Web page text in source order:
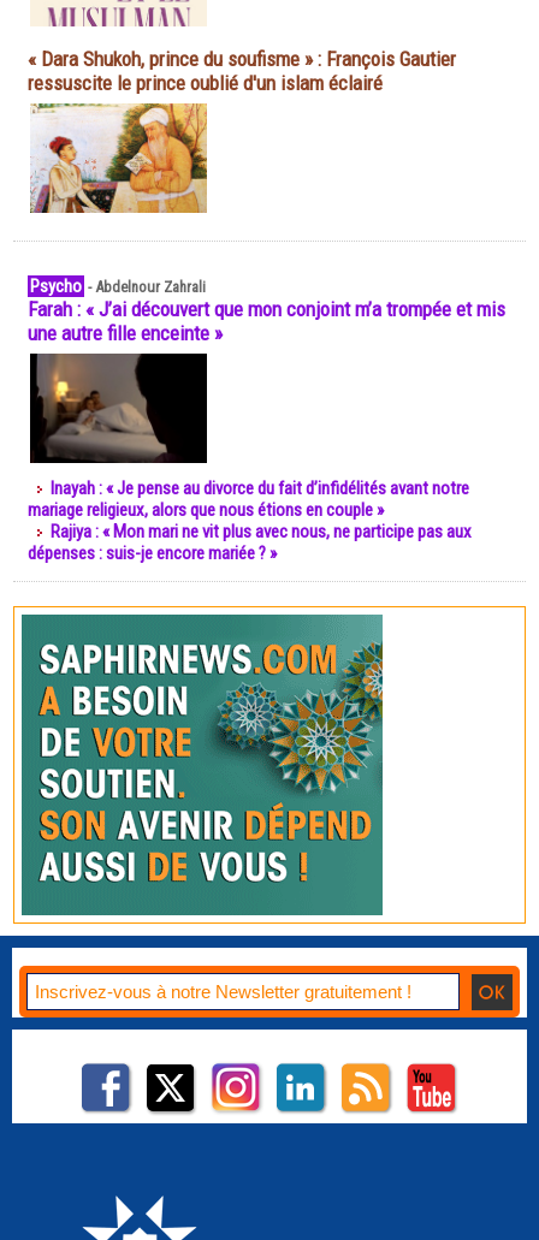
« Dara Shukoh, prince du soufisme » : François Gautier
ressuscite le prince oublié d'un islam éclairé
Psycho -Abdelnour Zahrali
Farah : « J’ai découvert que mon conjoint m’a trompée et mis
une autre fille enceinte »
Inayah : « Je pense au divorce du fait d’infidélités avant notre
mariage religieux, alors que nous étions en couple »
Rajiya : « Mon mari ne vit plus avec nous, ne participe pas aux
dépenses : suis-je encore mariée ? »